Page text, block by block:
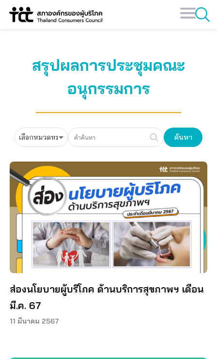
Skip
สรุปผลการประชุมคณะ
อนุกรรมการ
ค้นหา
ส่องนโยบายผู้บริโภค ด้านบริการสุขภาพฯ เดือน
มี.ค. 67
11 มีนาคม 2567